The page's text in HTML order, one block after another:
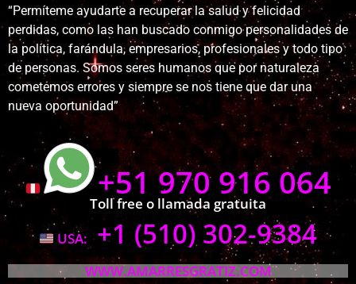
“Permíteme ayudarte a recuperar la salud y felicidad
perdidas, como las han buscado conmigo personalidades de
la política, farándula, empresarios, profesionales y todo tipo
de personas. Somos seres humanos que por naturaleza
cometemos errores y siempre se nos tiene que dar una
nueva oportunidad”
+51 970 916 064
Toll free o llamada gratuita
USA:
+1 (510) 302-9384
WWW.AMARRESGRATIZ.COM